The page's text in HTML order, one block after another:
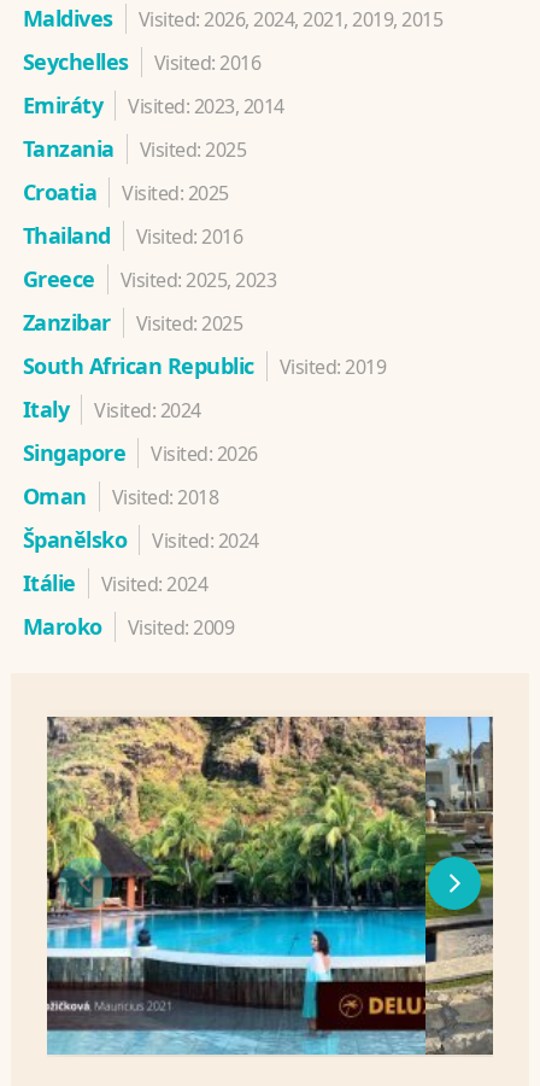
Maldives Visited: 2026, 2024, 2021, 2019, 2015
Seychelles Visited: 2016
Emiráty Visited: 2023, 2014
Tanzania Visited: 2025
Croatia Visited: 2025
Thailand Visited: 2016
Greece Visited: 2025, 2023
Zanzibar Visited: 2025
South African Republic Visited: 2019
Italy Visited: 2024
Singapore Visited: 2026
Oman Visited: 2018
Španělsko Visited: 2024
Itálie Visited: 2024
Maroko Visited: 2009